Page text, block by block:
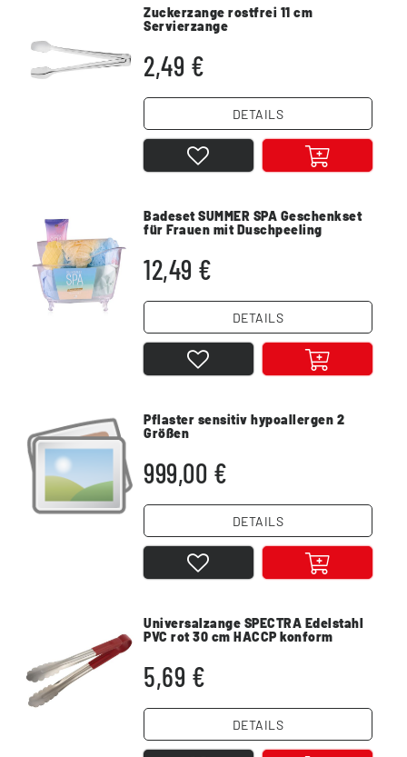
Zuckerzange rostfrei 11 cm
Servierzange
2,49 €
DETAILS
Badeset SUMMER SPA Geschenkset
für Frauen mit Duschpeeling
12,49 €
DETAILS
Pflaster sensitiv hypoallergen 2
Größen
999,00 €
DETAILS
Universalzange SPECTRA Edelstahl
PVC rot 30 cm HACCP konform
5,69 €
DETAILS